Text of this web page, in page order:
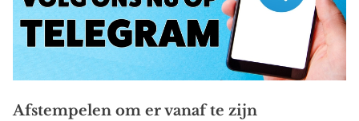
Afstempelen om er vanaf te zijn